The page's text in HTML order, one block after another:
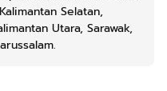
Selatan,
Utara, Sarawak,